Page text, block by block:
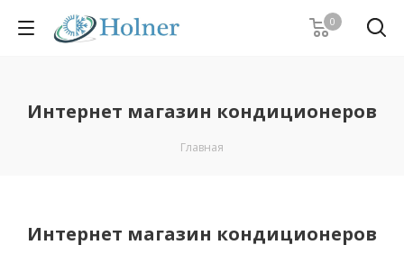
0
Интернет магазин кондиционеров
Главная
Интернет магазин кондиционеров